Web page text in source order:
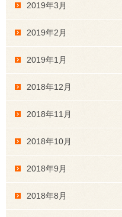
2019年3月
2019年2月
2019年1月
2018年12月
2018年11月
2018年10月
2018年9月
2018年8月